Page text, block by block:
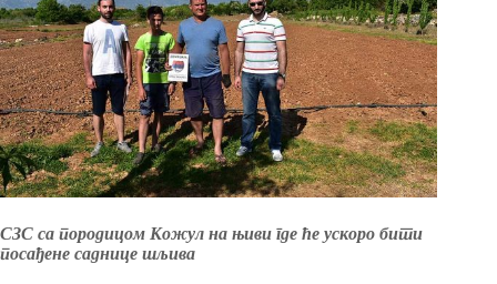
СЗС са породицом Кожул на њиви где ће ускоро бити
посађене саднице шљива